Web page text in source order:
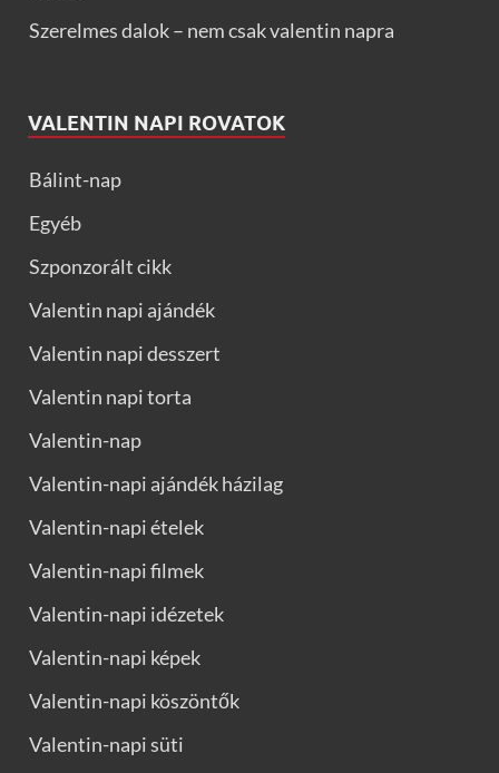
Szerelmes dalok – nem csak valentin napra
VALENTIN NAPI ROVATOK
Bálint-nap
Egyéb
Szponzorált cikk
Valentin napi ajándék
Valentin napi desszert
Valentin napi torta
Valentin-nap
Valentin-napi ajándék házilag
Valentin-napi ételek
Valentin-napi filmek
Valentin-napi idézetek
Valentin-napi képek
Valentin-napi köszöntők
Valentin-napi süti